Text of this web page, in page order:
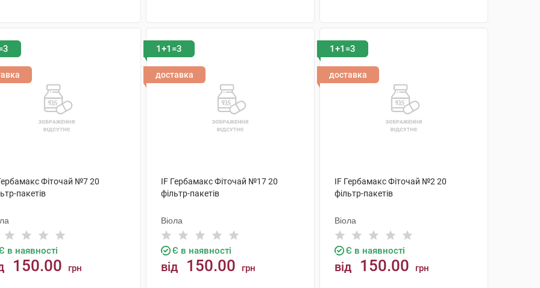
Фіточай №7 20
пакетів
в наявності
150.00 грн
1+1=3
доставка
IF Гербамакс Фіточай №17 20
фільтр-пакетів
Віола
Є в наявності
від 150.00 грн
1+1=3
доставка
IF Гербамакс Фіточай №2 20
фільтр-пакетів
Віола
Є в наявності
від 150.00 грн